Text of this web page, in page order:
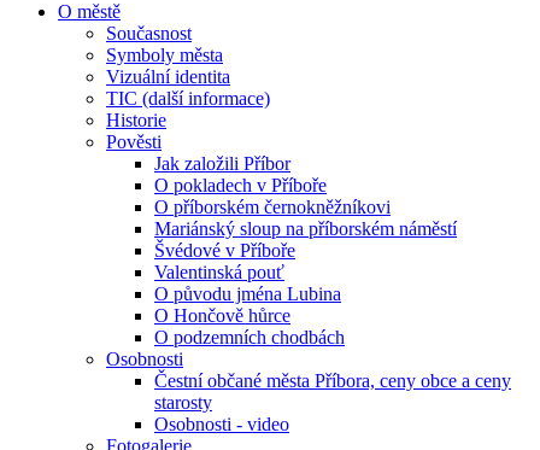
O městě
Současnost
Symboly města
Vizuální identita
TIC (další informace)
Historie
Pověsti
Jak založili Příbor
O pokladech v Příboře
O příborském černokněžníkovi
Mariánský sloup na příborském náměstí
Švédové v Příboře
Valentinská pouť
O původu jména Lubina
O Hončově hůrce
O podzemních chodbách
Osobnosti
Čestní občané města Příbora, ceny obce a ceny
starosty
Osobnosti - video
Fotogalerie